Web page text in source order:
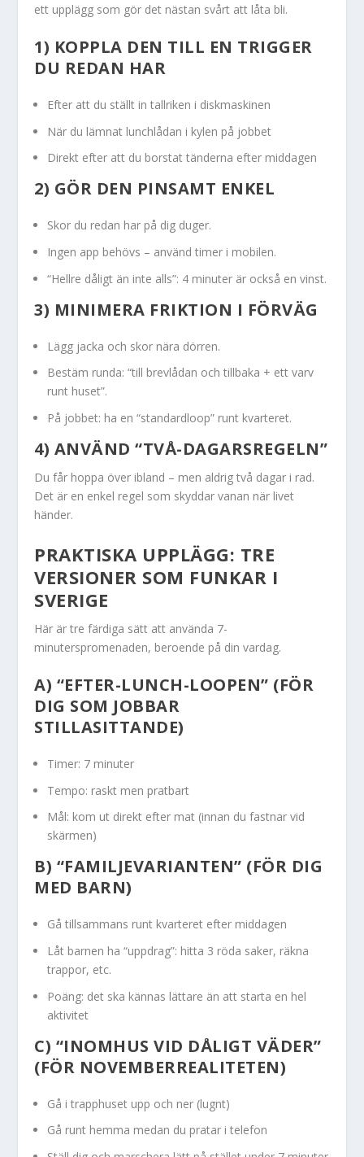
ett upplägg som gör det nästan svårt att låta bli.
1) KOPPLA DEN TILL EN TRIGGER
DU REDAN HAR
Efter att du ställt in tallriken i diskmaskinen
När du lämnat lunchlådan i kylen på jobbet
Direkt efter att du borstat tänderna efter middagen
2) GÖR DEN PINSAMT ENKEL
Skor du redan har på dig duger.
Ingen app behövs – använd timer i mobilen.
“Hellre dåligt än inte alls”: 4 minuter är också en vinst.
3) MINIMERA FRIKTION I FÖRVÄG
Lägg jacka och skor nära dörren.
Bestäm runda: “till brevlådan och tillbaka + ett varv
runt huset”.
På jobbet: ha en “standardloop” runt kvarteret.
4) ANVÄND “TVÅ-DAGARSREGELN”
Du får hoppa över ibland – men aldrig två dagar i rad.
Det är en enkel regel som skyddar vanan när livet
händer.
PRAKTISKA UPPLÄGG: TRE
VERSIONER SOM FUNKAR I
SVERIGE
Här är tre färdiga sätt att använda 7-
minuterspromenaden, beroende på din vardag.
A) “EFTER-LUNCH-LOOPEN” (FÖR
DIG SOM JOBBAR
STILLASITTANDE)
Timer: 7 minuter
Tempo: raskt men pratbart
Mål: kom ut direkt efter mat (innan du fastnar vid
skärmen)
B) “FAMILJEVARIANTEN” (FÖR DIG
MED BARN)
Gå tillsammans runt kvarteret efter middagen
Låt barnen ha “uppdrag”: hitta 3 röda saker, räkna
trappor, etc.
Poäng: det ska kännas lättare än att starta en hel
aktivitet
C) “INOMHUS VID DÅLIGT VÄDER”
(FÖR NOVEMBERREALITETEN)
Gå i trapphuset upp och ner (lugnt)
Gå runt hemma medan du pratar i telefon